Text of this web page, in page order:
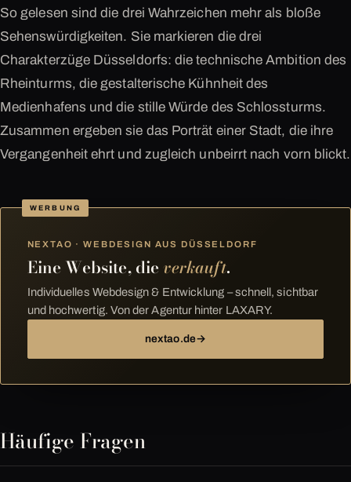
So gelesen sind die drei Wahrzeichen mehr als bloße
Sehenswürdigkeiten. Sie markieren die drei
Charakterzüge Düsseldorfs: die technische Ambition des
Rheinturms, die gestalterische Kühnheit des
Medienhafens und die stille Würde des Schlossturms.
Zusammen ergeben sie das Porträt einer Stadt, die ihre
Vergangenheit ehrt und zugleich unbeirrt nach vorn blickt.
WERBUNG
NEXTAO · WEBDESIGN AUS DÜSSELDORF
Eine Website, dieverkauft.
Individuelles Webdesign & Entwicklung – schnell, sichtbar
und hochwertig. Von der Agentur hinter LAXARY.
nextao.de→
Häufige Fragen